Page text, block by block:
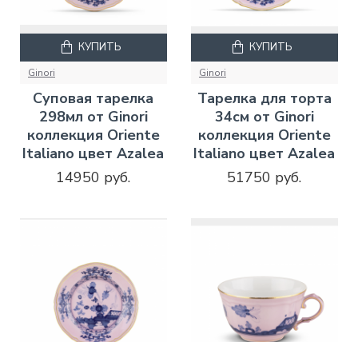
Ginori
Суповая тарелка
298мл от Ginori
коллекция Oriente
Italiano цвет Azalea
14950 руб.
КУПИТЬ
Ginori
Тарелка для торта
34см от Ginori
коллекция Oriente
Italiano цвет Azalea
51750 руб.
КУПИТЬ